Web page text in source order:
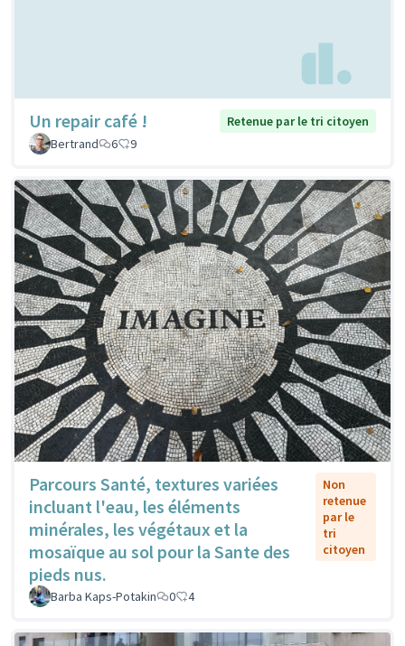
Un repair café !
Retenue par le tri citoyen
Bertrand
6 9
Parcours Santé, textures variées
incluant l'eau, les éléments
minérales, les végétaux et la
mosaïque au sol pour la Sante des
pieds nus.
Non
retenue
par le
tri
citoyen
Barba Kaps-Potakin 0 4